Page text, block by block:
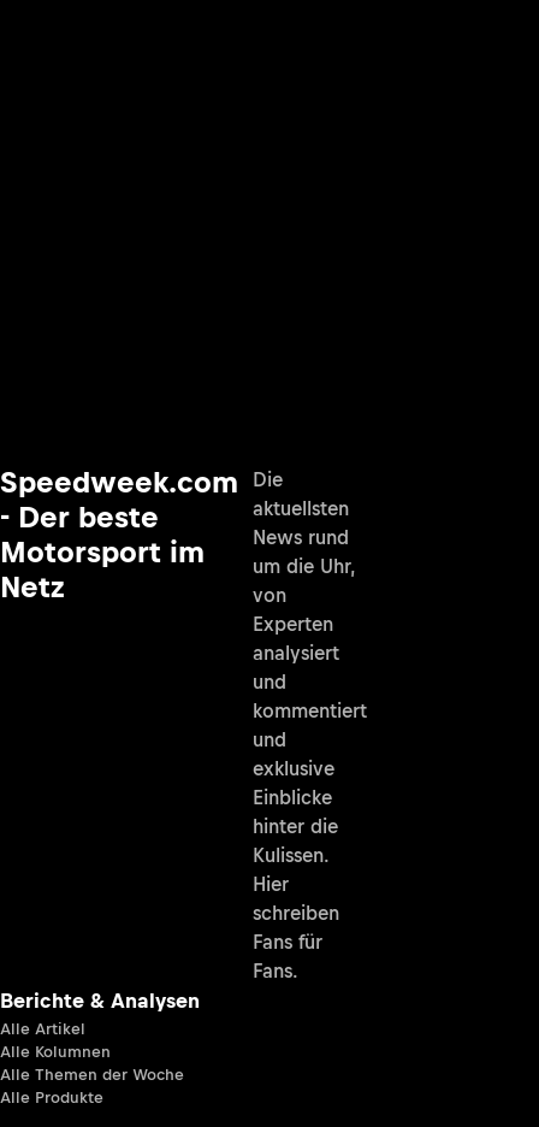
Speedweek.com
- Der beste
Motorsport im
Netz
Die
aktuellsten
News rund
um die Uhr,
von
Experten
analysiert
und
kommentiert
und
exklusive
Einblicke
hinter die
Kulissen.
Hier
schreiben
Fans für
Fans.
Berichte & Analysen
Alle Artikel
Alle Kolumnen
Alle Themen der Woche
Alle Produkte